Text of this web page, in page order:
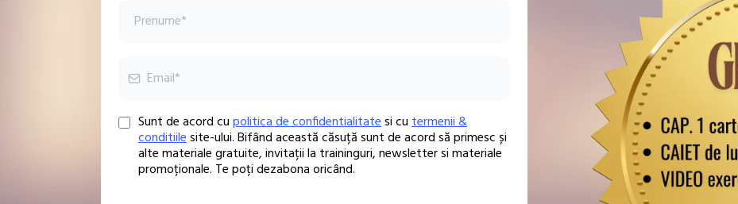
Sunt de acord cupolitica de confidentialitatesi cutermenii &
conditiilesite-ului. Bifând această căsuță sunt de acord să primesc și
alte materiale gratuite, invitații la traininguri, newsletter si materiale
promoționale. Te poți dezabona oricând.